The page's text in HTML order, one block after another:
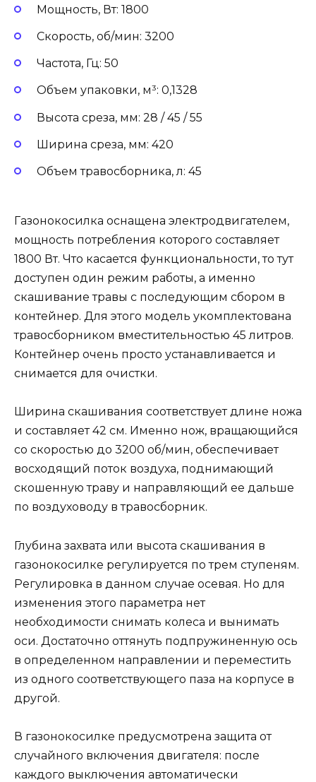
Мощность, Вт: 1800
Скорость, об/мин: 3200
Частота, Гц: 50
Объем упаковки, м³: 0,1328
Высота среза, мм: 28 / 45 / 55
Ширина среза, мм: 420
Объем травосборника, л: 45
Газонокосилка оснащена электродвигателем,
мощность потребления которого составляет
1800 Вт. Что касается функциональности, то тут
доступен один режим работы, а именно
скашивание травы с последующим сбором в
контейнер. Для этого модель укомплектована
травосборником вместительностью 45 литров.
Контейнер очень просто устанавливается и
снимается для очистки.
Ширина скашивания соответствует длине ножа
и составляет 42 см. Именно нож, вращающийся
со скоростью до 3200 об/мин, обеспечивает
восходящий поток воздуха, поднимающий
скошенную траву и направляющий ее дальше
по воздуховоду в травосборник.
Глубина захвата или высота скашивания в
газонокосилке регулируется по трем ступеням.
Регулировка в данном случае осевая. Но для
изменения этого параметра нет
необходимости снимать колеса и вынимать
оси. Достаточно оттянуть подпружиненную ось
в определенном направлении и переместить
из одного соответствующего паза на корпусе в
другой.
В газонокосилке предусмотрена защита от
случайного включения двигателя: после
каждого выключения автоматически